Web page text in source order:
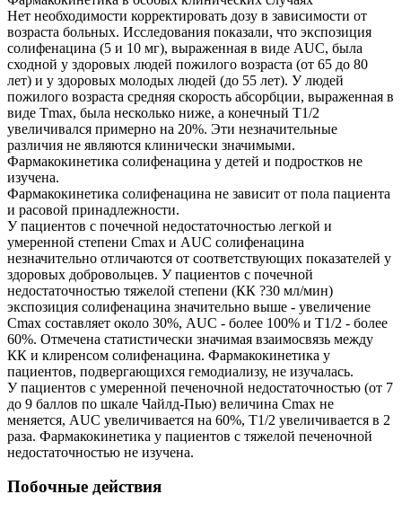
Нет необходимости корректировать дозу в зависимости от
возраста больных. Исследования показали, что экспозиция
солифенацина (5 и 10 мг), выраженная в виде AUC, была
сходной у здоровых людей пожилого возраста (от 65 до 80
лет) и у здоровых молодых людей (до 55 лет). У людей
пожилого возраста средняя скорость абсорбции, выраженная в
виде Tmax, была несколько ниже, а конечный T1/2
увеличивался примерно на 20%. Эти незначительные
различия не являются клинически значимыми.
Фармакокинетика солифенацина у детей и подростков не
изучена.
Фармакокинетика солифенацина не зависит от пола пациента
и расовой принадлежности.
У пациентов с почечной недостаточностью легкой и
умеренной степени Сmах и AUC солифенацина
незначительно отличаются от соответствующих показателей у
здоровых добровольцев. У пациентов с почечной
недостаточностью тяжелой степени (КК ?30 мл/мин)
экспозиция солифенацина значительно выше - увеличение
Сmах составляет около 30%, AUC - более 100% и T1/2 - более
60%. Отмечена статистически значимая взаимосвязь между
КК и клиренсом солифенацина. Фармакокинетика у
пациентов, подвергающихся гемодиализу, не изучалась.
У пациентов с умеренной печеночной недостаточностью (от 7
до 9 баллов по шкале Чайлд-Пью) величина Сmах не
меняется, AUC увеличивается на 60%, T1/2 увеличивается в 2
раза. Фармакокинетика у пациентов с тяжелой печеночной
недостаточностью не изучена.
Побочные действия